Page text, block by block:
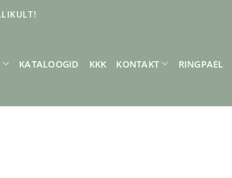
KATALOOGID KKK KONTAKT RINGPAEL